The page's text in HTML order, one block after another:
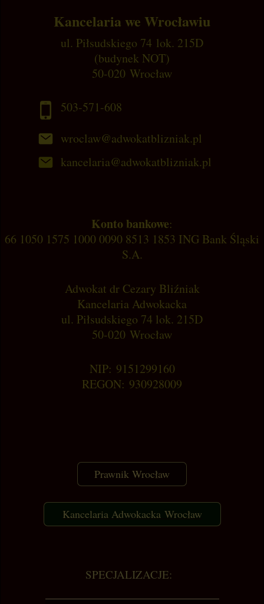
SPECJALIZACJE:
Konto bankowe:
66 1050 1575 1000 0090 8513 1853 ING Bank Śląski
S.A.
NIP: 9151299160
REGON: 930928009
Adwokat dr Cezary Bliźniak
Kancelaria Adwokacka
ul. Piłsudskiego 74 lok. 215D
50-020 Wrocław
Kancelaria we Wrocławiu
ul. Piłsudskiego 74 lok. 215D
(budynek NOT)
50-020 Wrocław
503-571-608
kancelaria@adwokatblizniak.pl
wroclaw@adwokatblizniak.pl
Prawnik Wrocław
Kancelaria Adwokacka Wrocław